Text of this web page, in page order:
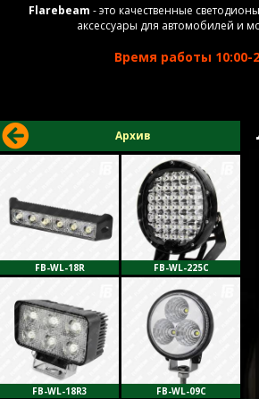
Flarebeam - это качественные
аксессуары для автомобилей и
Время работы 10:00-
Архив
FB-WL-18R FB-WL-225C
FB-WL-18R3 FB-WL-09C